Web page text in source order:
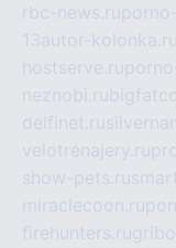
rbc-news.ru
13autor-kolonka.ru
hostserve.ru
neznobi.ru
delfinet.ru
velotrenajery.ru
show-pets.ru
miraclecoon.ru
firehunters.ru